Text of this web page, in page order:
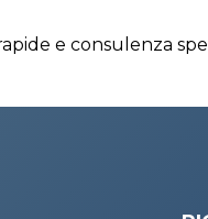
e consulenza